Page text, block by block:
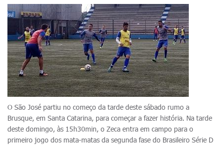
O São José partiu no começo da tarde deste sábado rumo a
Brusque, em Santa Catarina, para começar a fazer história. Na tarde
deste domingo, às 15h30min, o Zeca entra em campo para o
primeiro jogo dos mata-matas da segunda fase do Brasileiro Série D